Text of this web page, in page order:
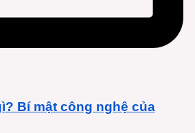
Bí mật công nghệ của